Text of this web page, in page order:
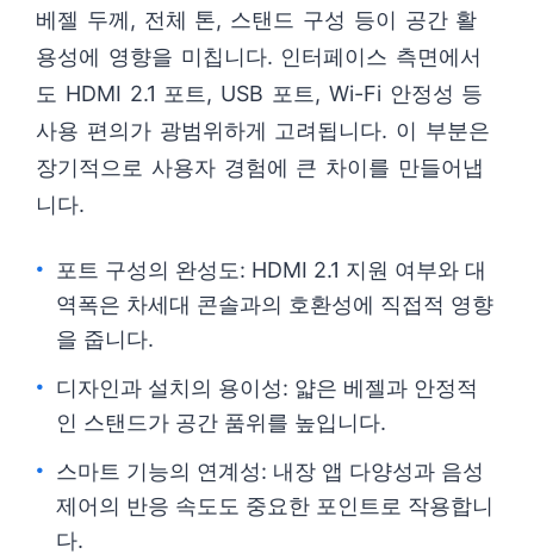
베젤 두께, 전체 톤, 스탠드 구성 등이 공간 활
용성에 영향을 미칩니다. 인터페이스 측면에서
도 HDMI 2.1 포트, USB 포트, Wi-Fi 안정성 등
사용 편의가 광범위하게 고려됩니다. 이 부분은
장기적으로 사용자 경험에 큰 차이를 만들어냅
니다.
포트 구성의 완성도: HDMI 2.1 지원 여부와 대
역폭은 차세대 콘솔과의 호환성에 직접적 영향
을 줍니다.
디자인과 설치의 용이성: 얇은 베젤과 안정적
인 스탠드가 공간 품위를 높입니다.
스마트 기능의 연계성: 내장 앱 다양성과 음성
제어의 반응 속도도 중요한 포인트로 작용합니
다.